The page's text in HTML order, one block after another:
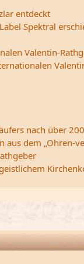
entdeckt
Spektral
Valentin-
nach über
dem